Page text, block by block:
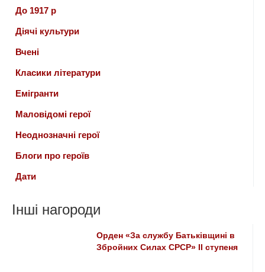
До 1917 р
Діячі культури
Вчені
Класики літератури
Емігранти
Маловідомі герої
Неоднозначні герої
Блоги про героїв
Дати
Інші нагороди
Орден «За службу Батьківщині в
Збройних Силах СРСР» II ступеня